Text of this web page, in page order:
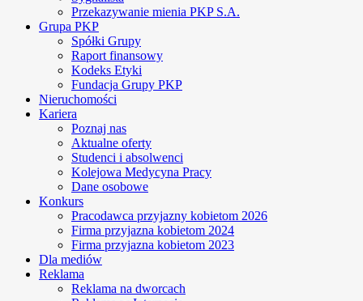
Przekazywanie mienia PKP S.A.
Grupa PKP
Spółki Grupy
Raport finansowy
Kodeks Etyki
Fundacja Grupy PKP
Nieruchomości
Kariera
Poznaj nas
Aktualne oferty
Studenci i absolwenci
Kolejowa Medycyna Pracy
Dane osobowe
Konkurs
Pracodawca przyjazny kobietom 2026
Firma przyjazna kobietom 2024
Firma przyjazna kobietom 2023
Dla mediów
Reklama
Reklama na dworcach